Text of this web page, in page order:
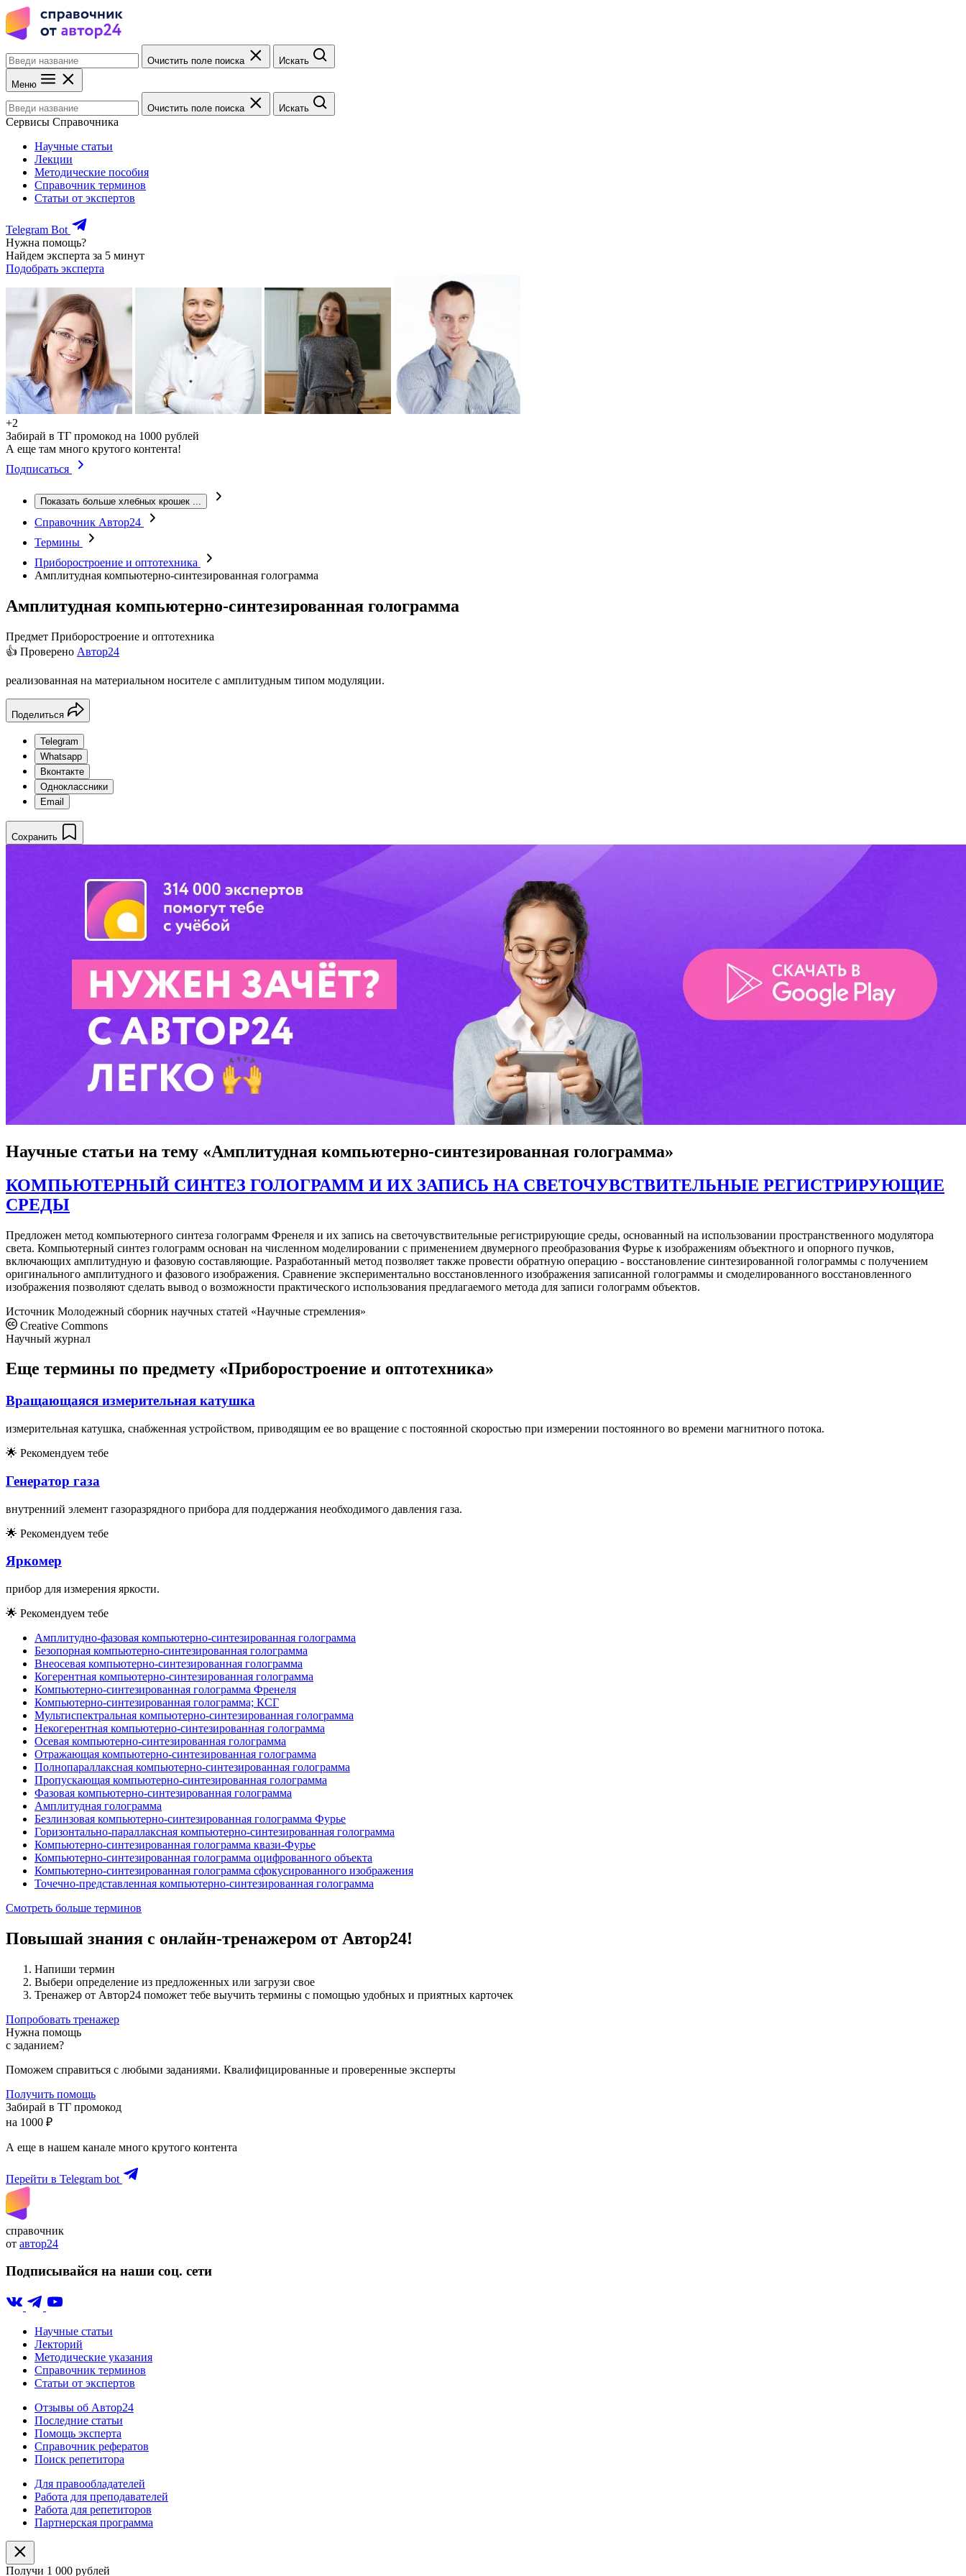
Очистить поле поиска Искать
Меню
Очистить поле поиска Искать
Сервисы Справочника
Научные статьи
Лекции
Методические пособия
Справочник терминов
Статьи от экспертов
Telegram Bot
Нужна помощь?
Найдем эксперта за 5 минут
Подобрать эксперта
+2
Забирай в ТГ промокод на 1000 рублей
А еще там много крутого контента!
Подписаться
Показать больше хлебных крошек ...
Справочник Автор24
Термины
Приборостроение и оптотехника
Амплитудная компьютерно-синтезированная голограмма
Амплитудная компьютерно-синтезированная голограмма
Предмет Приборостроение и оптотехника
👍 Проверено Автор24
реализованная на материальном носителе с амплитудным типом модуляции.
Поделиться
Telegram
Whatsapp
Вконтакте
Одноклассники
Email
Сохранить
Научные статьи на тему «Амплитудная компьютерно-синтезированная голограмма»
КОМПЬЮТЕРНЫЙ СИНТЕЗ ГОЛОГРАММ И ИХ ЗАПИСЬ НА СВЕТОЧУВСТВИТЕЛЬНЫЕ РЕГИСТРИРУЮЩИЕ
СРЕДЫ
Предложен метод компьютерного синтеза голограмм Френеля и их запись на светочувствительные регистрирующие среды, основанный на использовании пространственного модулятора
света. Компьютерный синтез голограмм основан на численном моделировании с применением двумерного преобразования Фурье к изображениям объектного и опорного пучков,
включающих амплитудную и фазовую составляющие. Разработанный метод позволяет также провести обратную операцию - восстановление синтезированной голограммы с получением
оригинального амплитудного и фазового изображения. Сравнение экспериментально восстановленного изображения записанной голограммы и смоделированного восстановленного
изображения позволяют сделать вывод о возможности практического использования предлагаемого метода для записи голограмм объектов.
Источник Молодежный сборник научных статей «Научные стремления»
Creative Commons
Научный журнал
Еще термины по предмету «Приборостроение и оптотехника»
Вращающаяся измерительная катушка
измерительная катушка, снабженная устройством, приводящим ее во вращение с постоянной скоростью при измерении постоянного во времени магнитного потока.
🌟 Рекомендуем тебе
Генератор газа
внутренний элемент газоразрядного прибора для поддержания необходимого давления газа.
🌟 Рекомендуем тебе
Яркомер
прибор для измерения яркости.
🌟 Рекомендуем тебе
Амплитудно-фазовая компьютерно-синтезированная голограмма
Безопорная компьютерно-синтезированная голограмма
Внеосевая компьютерно-синтезированная голограмма
Когерентная компьютерно-синтезированная голограмма
Компьютерно-синтезированная голограмма Френеля
Компьютерно-синтезированная голограмма; КСГ
Мультиспектральная компьютерно-синтезированная голограмма
Некогерентная компьютерно-синтезированная голограмма
Осевая компьютерно-синтезированная голограмма
Отражающая компьютерно-синтезированная голограмма
Полнопараллаксная компьютерно-синтезированная голограмма
Пропускающая компьютерно-синтезированная голограмма
Фазовая компьютерно-синтезированная голограмма
Амплитудная голограмма
Безлинзовая компьютерно-синтезированная голограмма Фурье
Горизонтально-параллаксная компьютерно-синтезированная голограмма
Компьютерно-синтезированная голограмма квази-Фурье
Компьютерно-синтезированная голограмма оцифрованного объекта
Компьютерно-синтезированная голограмма сфокусированного изображения
Точечно-представленная компьютерно-синтезированная голограмма
Смотреть больше терминов
Повышай знания с онлайн-тренажером от Автор24!
Напиши термин
Выбери определение из предложенных или загрузи свое
Тренажер от Автор24 поможет тебе выучить термины с помощью удобных и приятных карточек
Попробовать тренажер
Нужна помощь
с заданием?
Поможем справиться с любыми заданиями. Квалифицированные и проверенные эксперты
Получить помощь
Забирай в ТГ промокод
на 1000 ₽
А еще в нашем канале много крутого контента
Перейти в Telegram bot
справочник
от автор24
Подписывайся на наши соц. сети
Научные статьи
Лекторий
Методические указания
Справочник терминов
Статьи от экспертов
Отзывы об Автор24
Последние статьи
Помощь эксперта
Справочник рефератов
Поиск репетитора
Для правообладателей
Работа для преподавателей
Работа для репетиторов
Партнерская программа
Получи 1 000 рублей